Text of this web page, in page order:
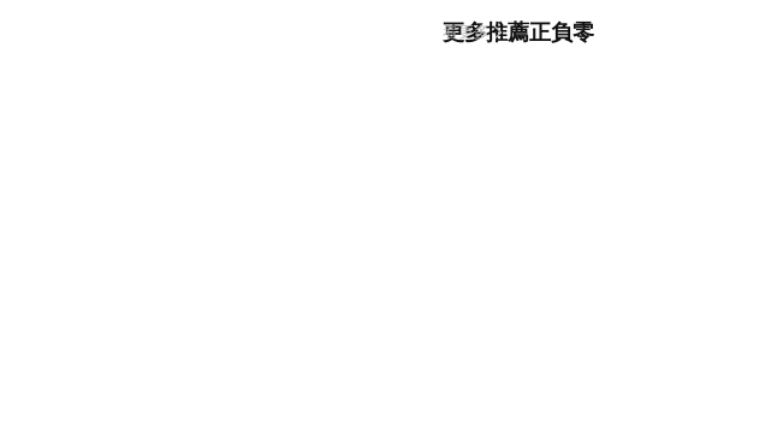
更多推薦正負零
看更多